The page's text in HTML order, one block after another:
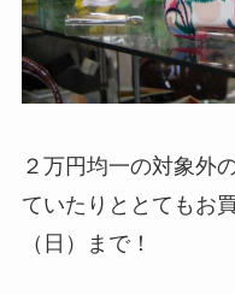
２万円均一の対象外
ていたりととてもお
（日）まで！